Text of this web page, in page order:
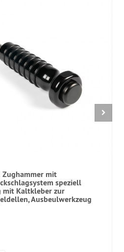
Zughammer mit
speziell
mit Kaltkleber zur
Ausbeulwerkzeug